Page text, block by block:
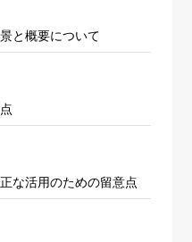
と概要について
な活用のための留意点